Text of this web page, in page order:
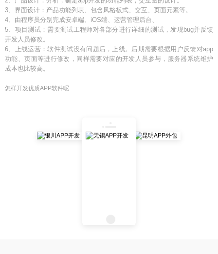
3、界面设计：产品功能列表、包含风格板式、交互、页面元素等。
4、由程序员分别完成安卓端、iOS端、运营管理后台、
5、项目测试：需要测试工程师对各部分进行详细的测试，发现bug并反馈
开发人员修改。
6、上线运营：软件测试没有问题后，上线。后期需要根据用户反馈对app
功能、页面等进行修改，同样需要对应的开发人员参与，服务器系统维护
成本也比较高。
怎样开发优质APP软件呢